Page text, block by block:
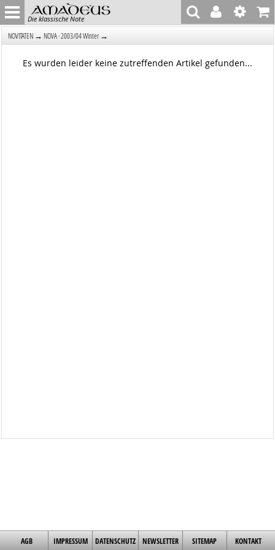
Die klassische Note
NOVITÄTEN → NOVA · 2003/04 Winter →
Es wurden leider keine zutreffenden Artikel gefunden...
AGB IMPRESSUM DATENSCHUTZ NEWSLETTER SITEMAP KONTAKT